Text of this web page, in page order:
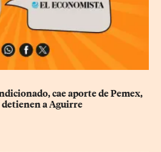
cae aporte de Pemex,
a Aguirre